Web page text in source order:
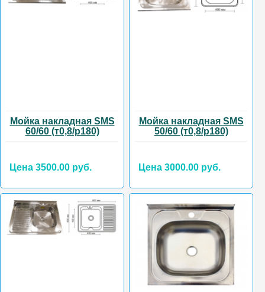
Мойка накладная SMS
60/60 (т0,8/р180)
Цена 3500.00 руб.
Мойка накладная SMS
50/60 (т0,8/р180)
Цена 3000.00 руб.